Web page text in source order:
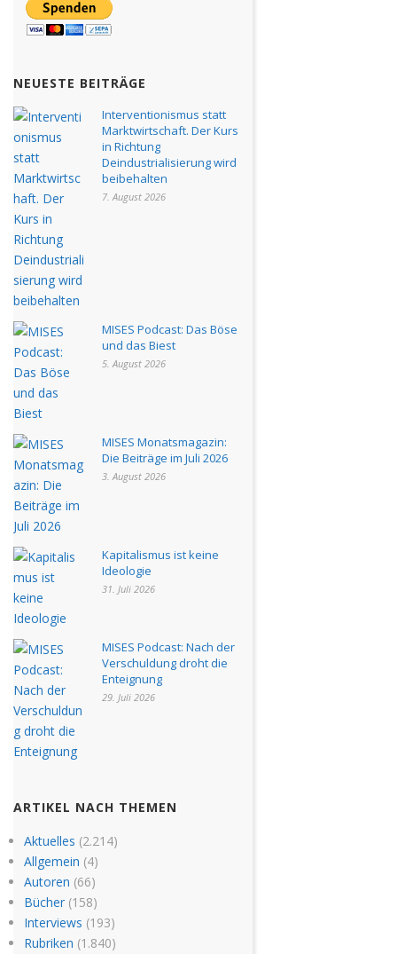
NEUESTE BEITRÄGE
Interventionismus statt
Marktwirtschaft. Der Kurs
in Richtung
Deindustrialisierung wird
beibehalten
7. August 2026
MISES Podcast: Das Böse
und das Biest
5. August 2026
MISES Monatsmagazin:
Die Beiträge im Juli 2026
3. August 2026
Kapitalismus ist keine
Ideologie
31. Juli 2026
MISES Podcast: Nach der
Verschuldung droht die
Enteignung
29. Juli 2026
ARTIKEL NACH THEMEN
Aktuelles (2.214)
Allgemein (4)
Autoren (66)
Bücher(158)
Interviews (193)
Rubriken (1.840)